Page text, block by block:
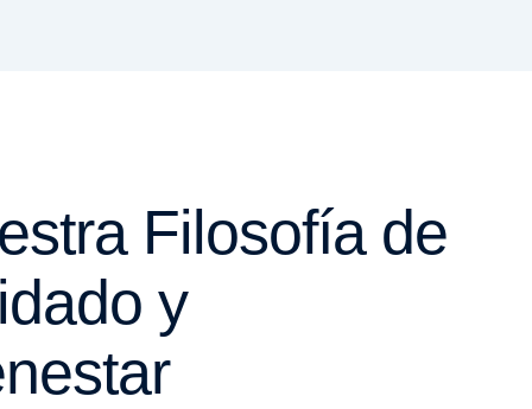
Filosofía de
y